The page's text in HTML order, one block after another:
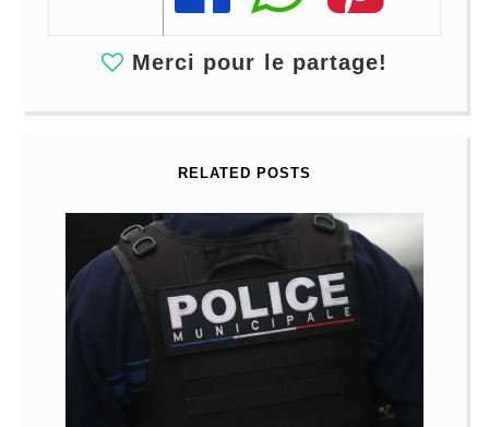
Merci pour le partage!
RELATED POSTS